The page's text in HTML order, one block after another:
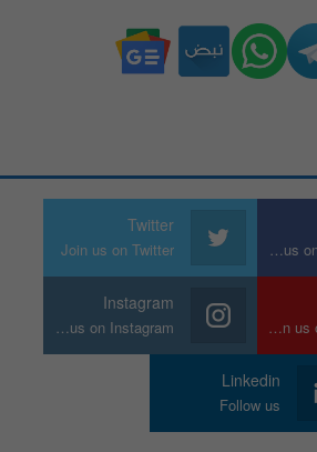
Join us on Facebook
Twitter
Join us on Twitter
Join us on Youtube
Instagram
Join us on Instagram
Linkedin
Follow us